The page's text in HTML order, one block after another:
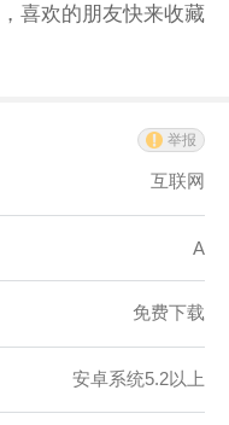
喜欢的朋友快来收藏
举报
互联网
A
免费下载
安卓系统5.2以上